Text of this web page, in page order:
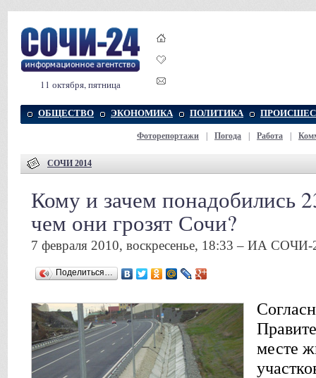
11 октября, пятница
ОБЩЕСТВО ЭКОНОМИКА ПОЛИТИКА
Фоторепортажи Погода Работа
СОЧИ 2014
Кому и зачем понадобились
чем они грозят Сочи?
7 февраля 2010, воскресенье, 18:33 – ИА СОЧИ-
Поделиться…
месте